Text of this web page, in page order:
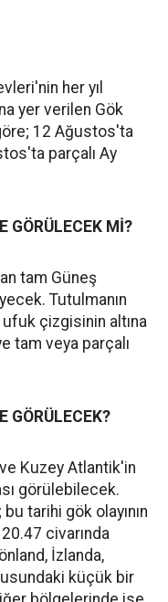
her yıl
yer verilen Gök
göre; 12 Ağustos'ta
parçalı Ay
GÖRÜLECEK Mİ?
tam Güneş
Tutulmanın
çizgisinin altına
tam veya parçalı
GÖRÜLECEK?
Kuzey Atlantik'in
görülebilecek.
tarihi gök olayının
civarında
İzlanda,
küçük bir